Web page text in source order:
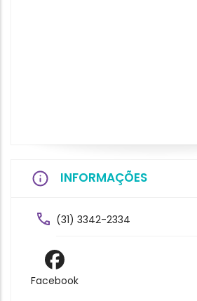
INFORMAÇÕES
(31) 3342-2334
Facebook